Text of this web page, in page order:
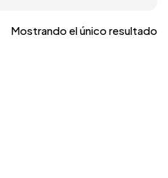
Mostrando el único resultado